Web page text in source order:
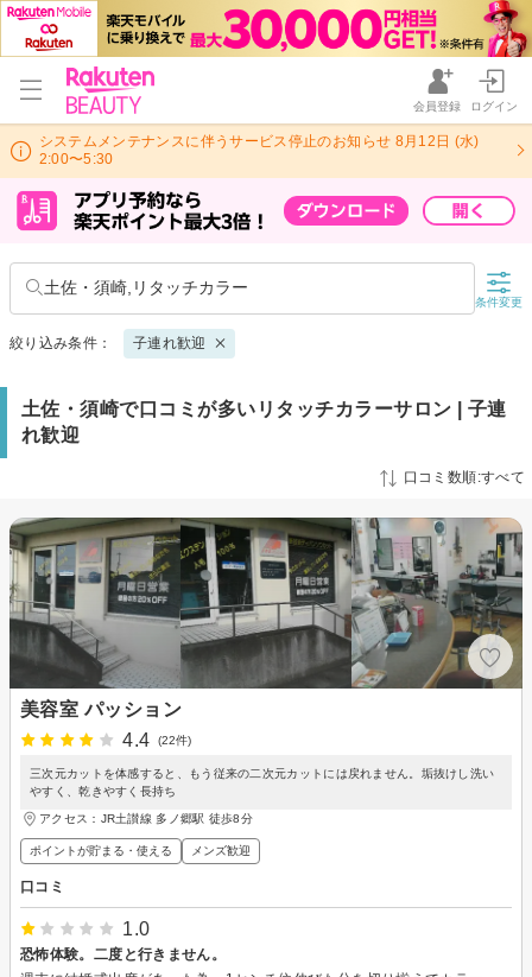
会員登録 ログイン
システムメンテナンスに伴うサービス停止のお知らせ 8月12日 (水)
2:00〜5:30
土佐・須崎,リタッチカラー
条件変更
絞り込み条件： 子連れ歓迎
土佐・須崎で口コミが多いリタッチカラーサロン | 子連
れ歓迎
口コミ数順:すべて
美容室 パッション
4.4
(22件)
三次元カットを体感すると、もう従来の二次元カットには戻れません。垢抜けし洗い
やすく、乾きやすく長持ち
アクセス：JR土讃線 多ノ郷駅 徒歩8分
ポイントが貯まる・使える メンズ歓迎
口コミ
1.0
恐怖体験。二度と行きません。